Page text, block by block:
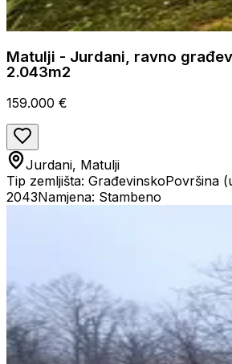
Matulji - Jurdani, ravno
2.043m2
159.000 €
Jurdani, Matulji
Tip zemljišta: GrađevinskoPovršina
2043Namjena: Stambeno